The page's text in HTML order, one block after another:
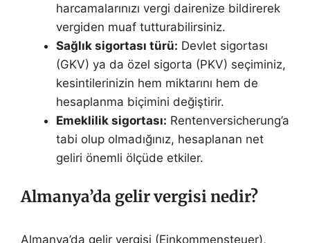
harcamalarınızı vergi dairenize bildirerek
vergiden muaf tutturabilirsiniz.
Sağlık sigortası türü: Devlet sigortası
(GKV) ya da özel sigorta (PKV) seçiminiz,
kesintilerinizin hem miktarını hem de
hesaplanma biçimini değiştirir.
Emeklilik sigortası: Rentenversicherung’a
tabi olup olmadığınız, hesaplanan net
geliri önemli ölçüde etkiler.
Almanya’da gelir vergisi nedir?
Almanya’da gelir vergisi (Einkommensteuer),